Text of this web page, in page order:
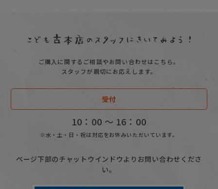
ご購入に関するご相談やお問い合わせはこちら。
スタッフが親切にお応えします。
受付
10：00 〜 16：00
※水・土・日・祝は対応をお休みいただいています。
ページ下部のチャットウインドウよりお問い合わせくださ
い。